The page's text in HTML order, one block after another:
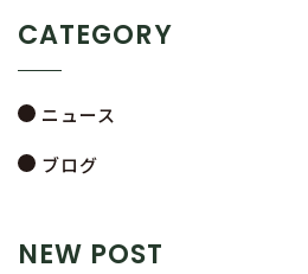
CATEGORY
ニュース
ブログ
NEW POST